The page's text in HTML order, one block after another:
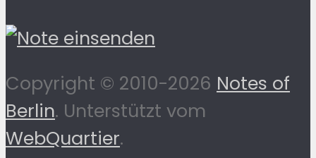
Copyright © 2010-2026 Notes of
Berlin. Unterstützt vom
WebQuartier.